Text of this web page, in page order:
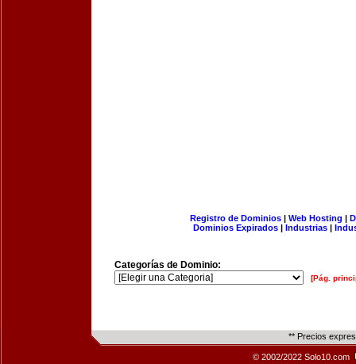
Registro de Dominios| Web Hosting |
Dominios Expirados | Industrias |
Categorías de Dominio:
[Pág.
** Precios
© 2002/2022 Solo10.com